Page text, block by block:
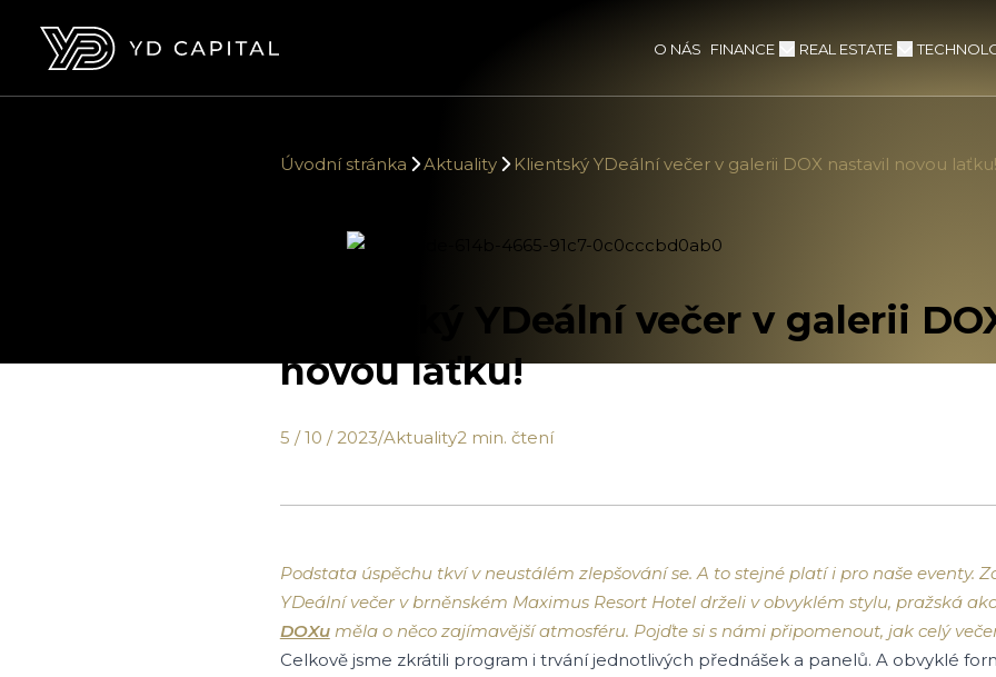
O NÁS FINANCE REAL ESTATE
Úvodní stránka Aktuality Klientský YDeální večer v galerii DOX nastavil novou laťku!
Klientský YDeální večer v galerii
novou laťku!
5 / 10 / 2023/Aktuality2 min. čtení
Podstata úspěchu tkví v neustálém zlepšování se. A to stejné platí i pro naše eventy.
YDeální večer v brněnském Maximus Resort Hotel drželi v obvyklém stylu, pražská
DOXuměla o něco zajímavější atmosféru. Pojďte si s námi připomenout, jak celý
Celkově jsme zkrátili program i trvání jednotlivých přednášek a panelů. A obvyklé